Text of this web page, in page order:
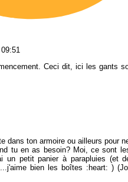
Ceci dit, ici les gants
dans ton armoire ou ailleurs pour
tu en as besoin? Moi, ce sont
un petit panier à parapluies (et
bien les boîtes :heart: )